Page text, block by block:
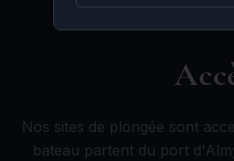
Nos sites de plongée sont
bateau partent du port